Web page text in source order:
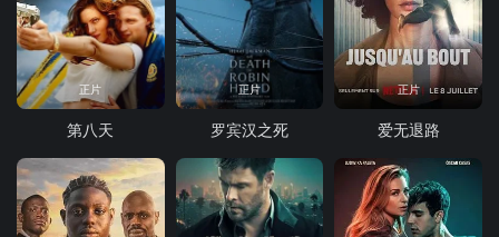
正片
第八天
正片
罗宾汉之死
正片
爱无退路